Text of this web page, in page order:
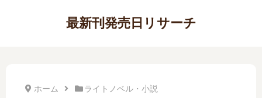
最新刊発売日リサーチ
ホーム
ライトノベル・小説